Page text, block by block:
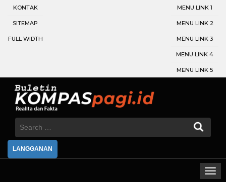
KONTAK
SITEMAP
FULL WIDTH
MENU LINK 1
MENU LINK 2
MENU LINK 3
MENU LINK 4
MENU LINK 5
Search
LANGGANAN